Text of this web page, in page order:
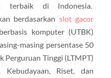
terbaik di Indonesia.
berdasarkan slot gacor
komputer (UTBK)
masing persentase 50
Perguruan Tinggi (LTMPT)
Kebudayaan, Riset, dan